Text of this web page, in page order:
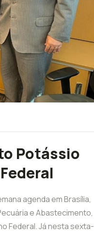
Potássio
agenda em Brasília,
e Abastecimento,
Federal. Já nesta sexta-